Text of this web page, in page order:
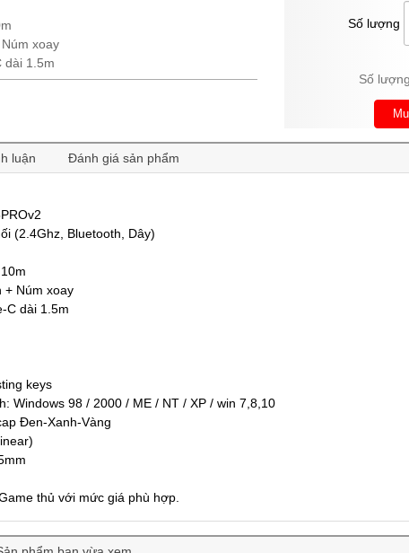
xoay
dài 1.5m
Số lượng
Số
luận Đánh giá sản phẩm
(2.4Ghz, Bluetooth, Dây)
+ Núm xoay
C dài 1.5m
keys
Windows 98 / 2000 / ME / NT / XP / win 7,8,10
Đen-Xanh-Vàng
thủ với mức giá phù hợp.